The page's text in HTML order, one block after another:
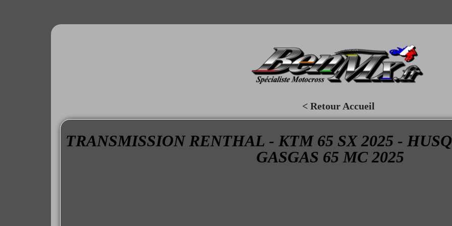
< Retour Accueil
TRANSMISSION RENTHAL - KTM 65 SX 2025 -
GASGAS 65 MC 2025